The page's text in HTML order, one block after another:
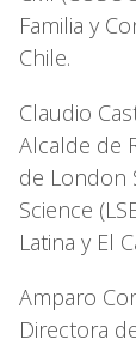
Familia y
Chile.
Claudio
Alcalde de
de London
Science
Latina y El
Amparo
Directora